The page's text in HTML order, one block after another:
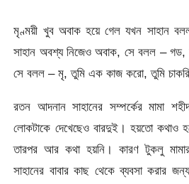
মৃণ্ময়ী খুব অবাক হয়ে গেল যখন সাহান
সাহান অবশ্য নিজেও অবাক, সে বলল –
সে বলল – মৃ, তুমি এক কাজ করো, তুমি
রতন আদনান সাহানের সম্পর্কের মামা
লোকটাকে দেখেছেও বারদুই। হয়তো কথাও
তারপর আর কথা হয়নি। কারণ টুকলু
সাহানের বাবার কাছ থেকে ব্যবসা করার